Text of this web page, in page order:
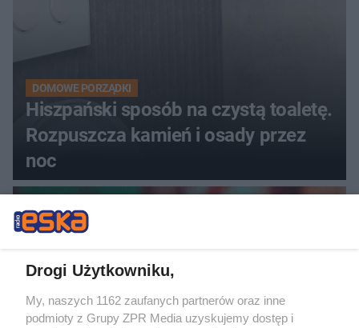
DOMOWE PORZĄDKI
Hiszpański sposób na czystą toaletę.
Rozpuszcza kamień i osady przez
noc
Drogi Użytkowniku,
My, naszych 1162 zaufanych partnerów oraz inne
podmioty z Grupy ZPR Media uzyskujemy dostęp i